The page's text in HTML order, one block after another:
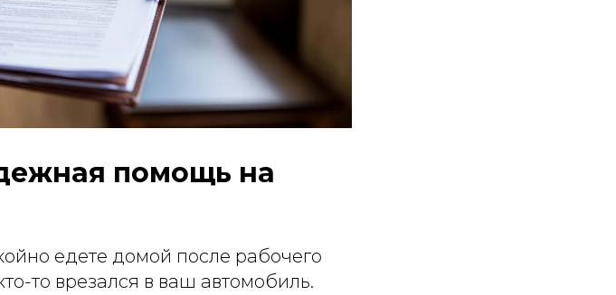
помощь на
едете домой после рабочего
то врезался в ваш автомобиль.